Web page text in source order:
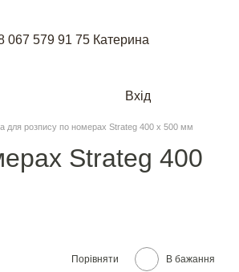
067 579 91 75 Катерина
Вхід
для розпису по номерах Strateg 400 х 500 мм
Strateg 400
Порівняти В бажання